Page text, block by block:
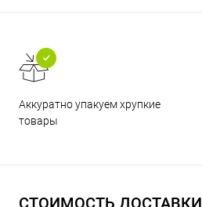
Аккуратно упакуем хрупкие
товары